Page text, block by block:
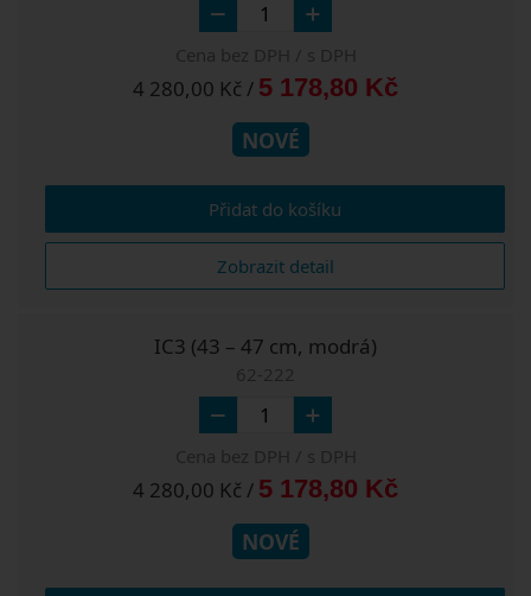
Cena bez DPH / s DPH
4 280,00 Kč / 5 178,80 Kč
Přidat do košíku
Zobrazit detail
NOVÉ
IC3 (43 – 47 cm, modrá)
62-222
Cena bez DPH / s DPH
4 280,00 Kč / 5 178,80 Kč
NOVÉ